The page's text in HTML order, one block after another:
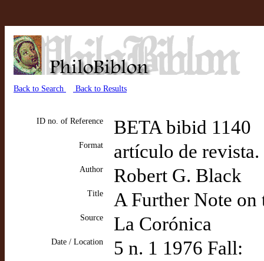
Back to Search Back to Results
ID no. of Reference BETA bibid 1140
Format artículo de
Author Robert G. Black
Title A Further Note
Source La Corónica
Date / Location 5 n. 1 1976 Fall: